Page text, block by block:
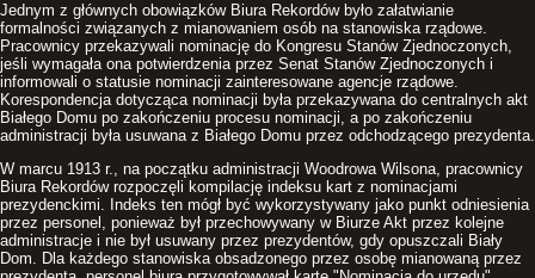
Jednym z głównych obowiązków Biura Rekordów było załatwianie
formalności związanych z mianowaniem osób na stanowiska rządowe.
Pracownicy przekazywali nominację do Kongresu Stanów Zjednoczonych,
jeśli wymagała ona potwierdzenia przez Senat Stanów Zjednoczonych i
informowali o statusie nominacji zainteresowane agencje rządowe.
Korespondencja dotycząca nominacji była przekazywana do centralnych akt
Białego Domu po zakończeniu procesu nominacji, a po zakończeniu
administracji była usuwana z Białego Domu przez odchodzącego prezydenta.
W marcu 1913 r., na początku administracji Woodrowa Wilsona, pracownicy
Biura Rekordów rozpoczęli kompilację indeksu kart z nominacjami
prezydenckimi. Indeks ten mógł być wykorzystywany jako punkt odniesienia
przez personel, ponieważ był przechowywany w Biurze Akt przez kolejne
administracje i nie był usuwany przez prezydentów, gdy opuszczali Biały
Dom. Dla każdego stanowiska obsadzonego przez osobę mianowaną przez